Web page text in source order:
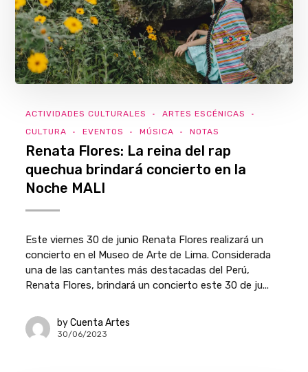
ACTIVIDADES CULTURALES
ARTES ESCÉNICAS
CULTURA
EVENTOS MÚSICA NOTAS
Renata Flores: La reina del rap
quechua brindará concierto en la
Noche MALI
Este viernes 30 de junio Renata Flores realizará un
concierto en el Museo de Arte de Lima. Considerada
una de las cantantes más destacadas del Perú,
Renata Flores, brindará un concierto este 30 de ju...
by Cuenta Artes
30/06/2023